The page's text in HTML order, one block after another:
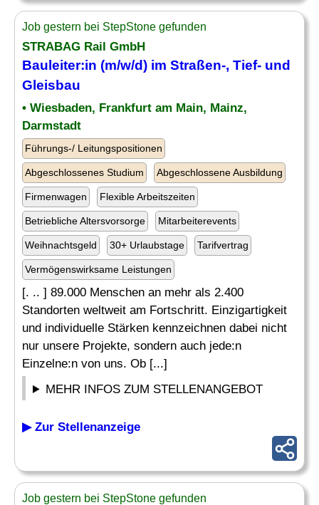
Job gestern bei StepStone gefunden
STRABAG Rail GmbH
Bauleiter:in (m/w/d) im Straßen-, Tief- und
Gleisbau
• Wiesbaden, Frankfurt am Main, Mainz,
Darmstadt
Führungs-/ Leitungspositionen
Abgeschlossenes Studium Abgeschlossene Ausbildung
Firmenwagen Flexible Arbeitszeiten
Betriebliche Altersvorsorge Mitarbeiterevents
Weihnachtsgeld 30+ Urlaubstage Tarifvertrag
Vermögenswirksame Leistungen
[. .. ] 89.000 Menschen an mehr als 2.400
Standorten weltweit am Fortschritt. Einzigartigkeit
und individuelle Stärken kennzeichnen dabei nicht
nur unsere Projekte, sondern auch jede:n
Einzelne:n von uns. Ob [...]
MEHR INFOS ZUM STELLENANGEBOT
▶ Zur Stellenanzeige
Job gestern bei StepStone gefunden